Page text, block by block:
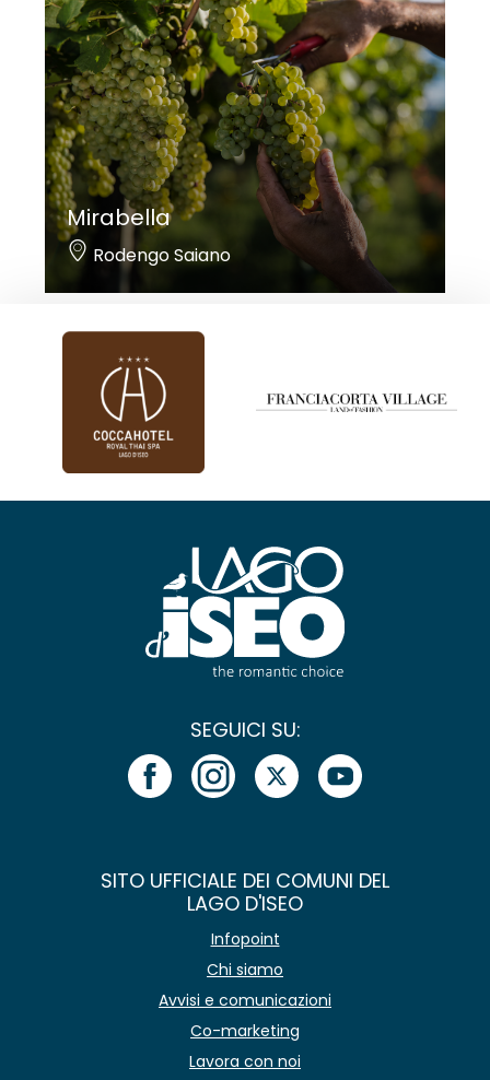
Mirabella
Rodengo Saiano
SEGUICI SU:
SITO UFFICIALE DEI COMUNI DEL
LAGO D'ISEO
Infopoint
Chi siamo
Avvisi e comunicazioni
Co-marketing
Lavora con noi